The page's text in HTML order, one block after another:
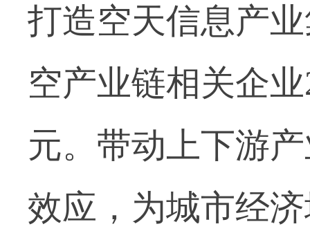
打造空天信息产
空产业链相关企
元。带动上下游
效应，为城市经